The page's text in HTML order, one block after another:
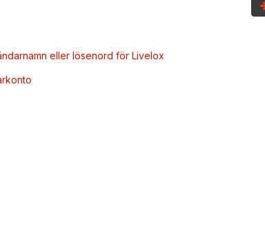
eller lösenord för Livelox